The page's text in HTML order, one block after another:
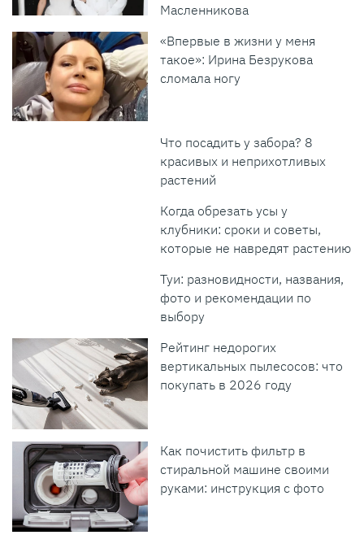
Масленникова
«Впервые в жизни у меня
такое»: Ирина Безрукова
сломала ногу
Что посадить у забора? 8
красивых и неприхотливых
растений
Когда обрезать усы у
клубники: сроки и советы,
которые не навредят растению
Туи: разновидности, названия,
фото и рекомендации по
выбору
Рейтинг недорогих
вертикальных пылесосов: что
покупать в 2026 году
Как почистить фильтр в
стиральной машине своими
руками: инструкция с фото